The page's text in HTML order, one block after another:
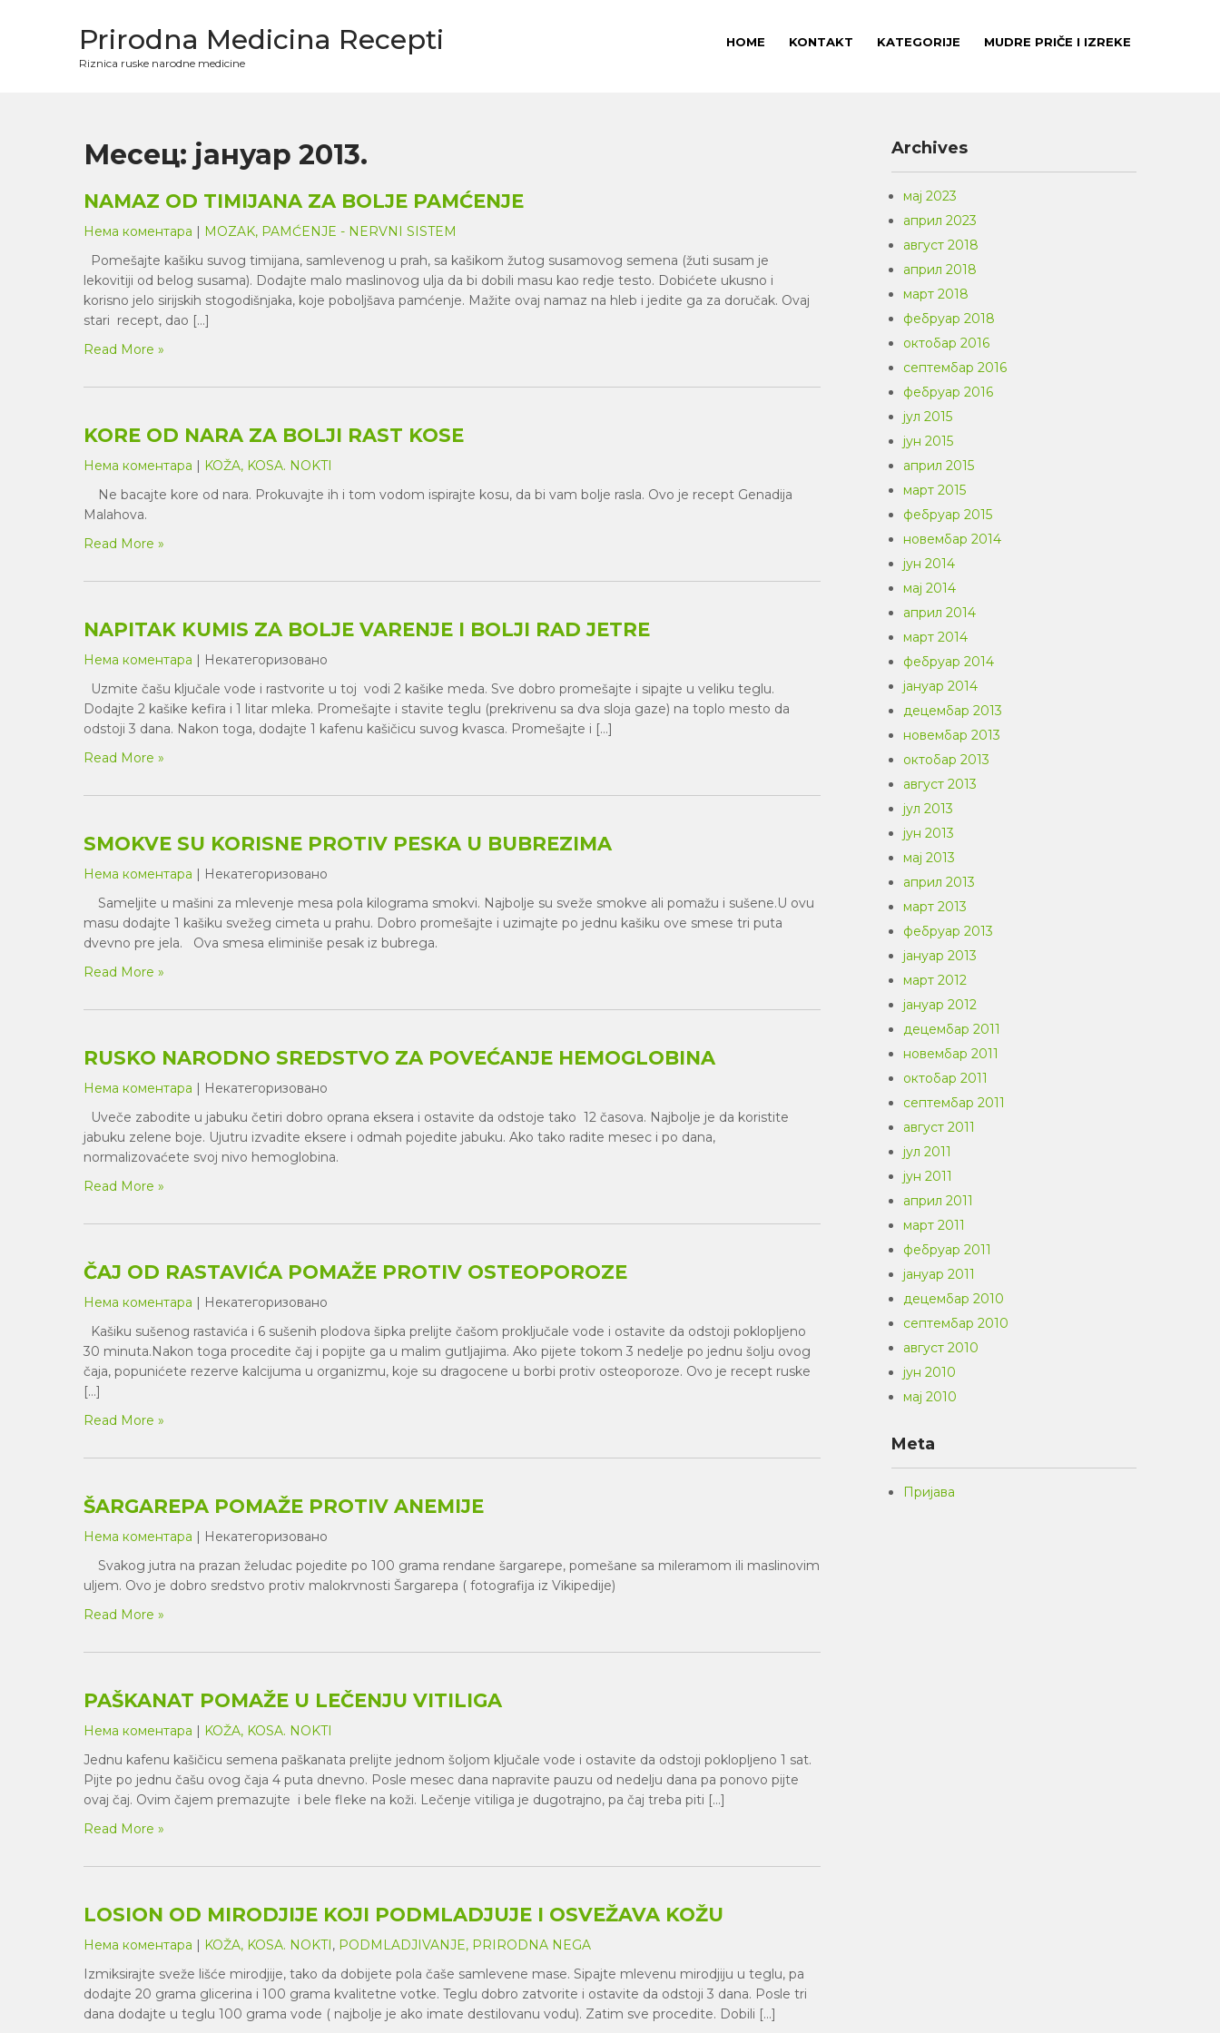
Prirodna Medicina Recepti
Riznica ruske narodne medicine
HOME KONTAKT KATEGORIJE MUDRE PRIČE I IZREKE
Месец: јануар 2013.
NAMAZ OD TIMIJANA ZA BOLJE PAMĆENJE
Нема коментара | MOZAK, PAMĆENJE - NERVNI SISTEM
Pomešajte kašiku suvog timijana, samlevenog u prah, sa kašikom žutog susamovog semena (žuti susam je
lekovitiji od belog susama). Dodajte malo maslinovog ulja da bi dobili masu kao redje testo. Dobićete ukusno i
korisno jelo sirijskih stogodišnjaka, koje poboljšava pamćenje. Mažite ovaj namaz na hleb i jedite ga za doručak. Ovaj
stari recept, dao […]
Read More »
KORE OD NARA ZA BOLJI RAST KOSE
Нема коментара | KOŽA, KOSA. NOKTI
Ne bacajte kore od nara. Prokuvajte ih i tom vodom ispirajte kosu, da bi vam bolje rasla. Ovo je recept Genadija
Malahova.
Read More »
NAPITAK KUMIS ZA BOLJE VARENJE I BOLJI RAD JETRE
Нема коментара | Некатегоризовано
Uzmite čašu ključale vode i rastvorite u toj vodi 2 kašike meda. Sve dobro promešajte i sipajte u veliku teglu.
Dodajte 2 kašike kefira i 1 litar mleka. Promešajte i stavite teglu (prekrivenu sa dva sloja gaze) na toplo mesto da
odstoji 3 dana. Nakon toga, dodajte 1 kafenu kašičicu suvog kvasca. Promešajte i […]
Read More »
SMOKVE SU KORISNE PROTIV PESKA U BUBREZIMA
Нема коментара | Некатегоризовано
Sameljite u mašini za mlevenje mesa pola kilograma smokvi. Najbolje su sveže smokve ali pomažu i sušene.U ovu
masu dodajte 1 kašiku svežeg cimeta u prahu. Dobro promešajte i uzimajte po jednu kašiku ove smese tri puta
dvevno pre jela. Ova smesa eliminiše pesak iz bubrega.
Read More »
RUSKO NARODNO SREDSTVO ZA POVEĆANJE HEMOGLOBINA
Нема коментара | Некатегоризовано
Uveče zabodite u jabuku četiri dobro oprana eksera i ostavite da odstoje tako 12 časova. Najbolje je da koristite
jabuku zelene boje. Ujutru izvadite eksere i odmah pojedite jabuku. Ako tako radite mesec i po dana,
normalizovaćete svoj nivo hemoglobina.
Read More »
ČAJ OD RASTAVIĆA POMAŽE PROTIV OSTEOPOROZE
Нема коментара | Некатегоризовано
Kašiku sušenog rastavića i 6 sušenih plodova šipka prelijte čašom proključale vode i ostavite da odstoji poklopljeno
30 minuta.Nakon toga procedite čaj i popijte ga u malim gutljajima. Ako pijete tokom 3 nedelje po jednu šolju ovog
čaja, popunićete rezerve kalcijuma u organizmu, koje su dragocene u borbi protiv osteoporoze. Ovo je recept ruske
[…]
Read More »
ŠARGAREPA POMAŽE PROTIV ANEMIJE
Нема коментара | Некатегоризовано
Svakog jutra na prazan želudac pojedite po 100 grama rendane šargarepe, pomešane sa mileramom ili maslinovim
uljem. Ovo je dobro sredstvo protiv malokrvnosti Šargarepa ( fotografija iz Vikipedije)
Read More »
PAŠKANAT POMAŽE U LEČENJU VITILIGA
Нема коментара | KOŽA, KOSA. NOKTI
Jednu kafenu kašičicu semena paškanata prelijte jednom šoljom ključale vode i ostavite da odstoji poklopljeno 1 sat.
Pijte po jednu čašu ovog čaja 4 puta dnevno. Posle mesec dana napravite pauzu od nedelju dana pa ponovo pijte
ovaj čaj. Ovim čajem premazujte i bele fleke na koži. Lečenje vitiliga je dugotrajno, pa čaj treba piti […]
Read More »
LOSION OD MIRODJIJE KOJI PODMLADJUJE I OSVEŽAVA KOŽU
Нема коментара | KOŽA, KOSA. NOKTI, PODMLADJIVANJE, PRIRODNA NEGA
Izmiksirajte sveže lišće mirodjije, tako da dobijete pola čaše samlevene mase. Sipajte mlevenu mirodjiju u teglu, pa
dodajte 20 grama glicerina i 100 grama kvalitetne votke. Teglu dobro zatvorite i ostavite da odstoji 3 dana. Posle tri
dana dodajte u teglu 100 grama vode ( najbolje je ako imate destilovanu vodu). Zatim sve procedite. Dobili […]
Archives
мај 2023
април 2023
август 2018
април 2018
март 2018
фебруар 2018
октобар 2016
септембар 2016
фебруар 2016
јул 2015
јун 2015
април 2015
март 2015
фебруар 2015
новембар 2014
јун 2014
мај 2014
април 2014
март 2014
фебруар 2014
јануар 2014
децембар 2013
новембар 2013
октобар 2013
август 2013
јул 2013
јун 2013
мај 2013
април 2013
март 2013
фебруар 2013
јануар 2013
март 2012
јануар 2012
децембар 2011
новембар 2011
октобар 2011
септембар 2011
август 2011
јул 2011
јун 2011
април 2011
март 2011
фебруар 2011
јануар 2011
децембар 2010
септембар 2010
август 2010
јун 2010
мај 2010
Meta
Пријава